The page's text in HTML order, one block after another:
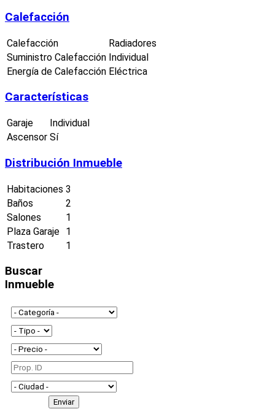
Calefacción
Calefacción
Radiadores
Suministro Calefacción Individual
Energía de Calefacción Eléctrica
Características
Garaje
Individual
Ascensor Sí
Distribución Inmueble
Habitaciones 3
Baños
2
Salones
1
Plaza Garaje 1
Trastero
1
Buscar
Inmueble